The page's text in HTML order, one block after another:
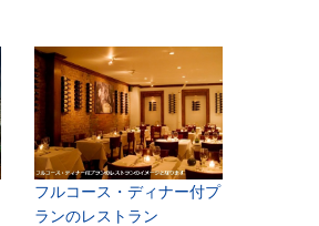
フルコース・ディナー付プ
ランのレストラン